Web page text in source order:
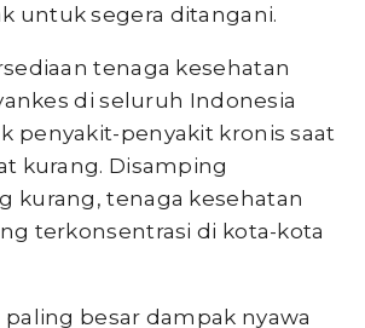
untuk segera ditangani.
tenaga kesehatan
di seluruh Indonesia
penyakit-penyakit kronis saat
kurang. Disamping
kurang, tenaga kesehatan
terkonsentrasi di kota-kota
paling besar dampak nyawa